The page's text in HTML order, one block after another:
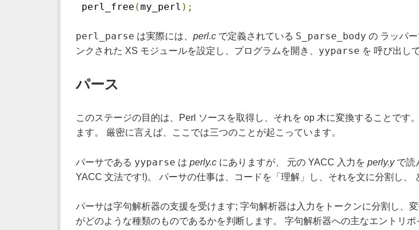
perl_free (my_perl );
perl_parse は実際には、 perl.cで定義されている S_parse_body の ラッパ
ンクされた XS モジュールを設定し、プログラムを開き、 yyparse を 呼び出し
パース
このステージの目的は、Perl ソースを取得し、それを op 木に変換することで
ます。 厳密に言えば、ここでは三つのことが起こっています。
パーサである yyparse は perly.cにありますが、 元の YACC 入力を perly.yで読
YACC 文法です!)。 パーサの仕事は、コードを「理解」し、それを文に分割し、
パーサは字句解析器の支援を受けます; 字句解析器は入力をトークンに分割し、
がどのような種類のものであるかを判断します。 字句解析器への主なエントリポ